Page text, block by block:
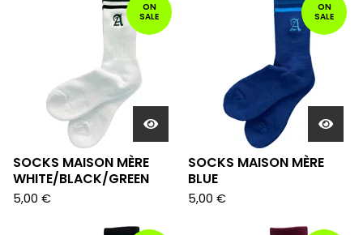
ON
SALE
SOCKS MAISON MÈRE
WHITE/BLACK/GREEN
5,00 €
ON
SALE
SOCKS MAISON MÈRE
BLUE
5,00 €